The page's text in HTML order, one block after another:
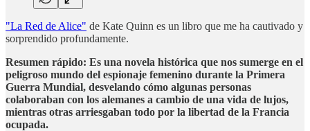
"La Red de Alice" de Kate Quinn es un libro que me ha cautivado y
sorprendido profundamente.
Resumen rápido: Es una novela histórica que nos sumerge en el
peligroso mundo del espionaje femenino durante la Primera
Guerra Mundial, desvelando cómo algunas personas
colaboraban con los alemanes a cambio de una vida de lujos,
mientras otras arriesgaban todo por la libertad de la Francia
ocupada.